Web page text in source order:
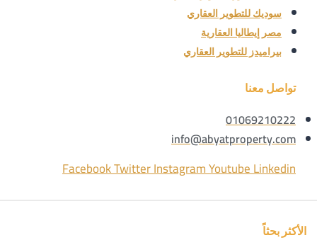
سوديك للتطوير العقاري
مصر إيطاليا العقارية
بيراميدز للتطوير العقاري
تواصل معنا
01069210222
info@abyatproperty.com
FacebookTwitterInstagramYoutubeLinkedin
الأكثر بحثاً